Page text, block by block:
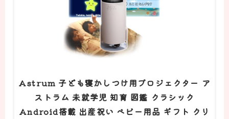
Astrum 子ども寝かしつけ用プロジェクター ア
ストラム 未就学児 知育 図鑑 クラシック
Android搭載 出産祝い ベビー用品 ギフト クリ